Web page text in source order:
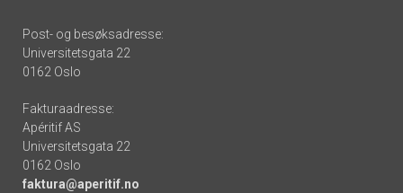
Post- og besøksadresse:
Universitetsgata 22
0162 Oslo
Fakturaadresse:
Apéritif AS
Universitetsgata 22
0162 Oslo
faktura@aperitif.no